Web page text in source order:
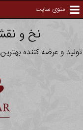
منوی سایت
نخ و
تولید و عرضه کننده